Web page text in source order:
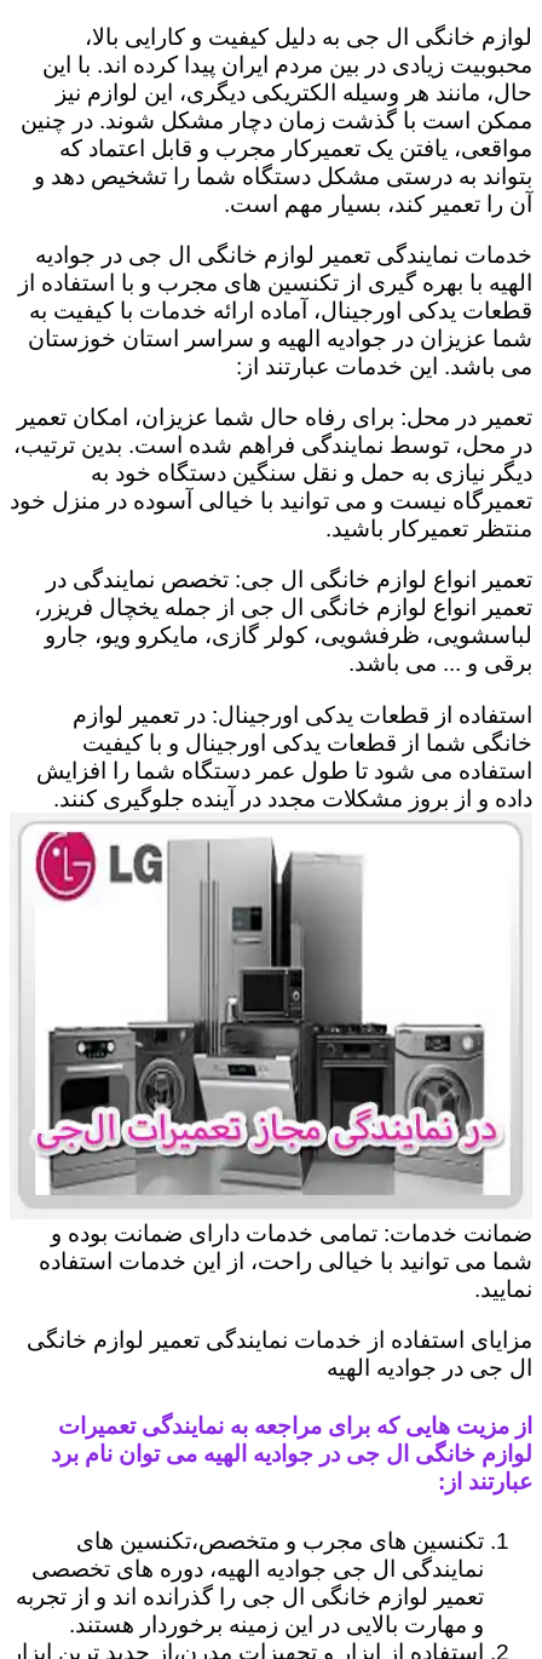
لوازم خانگی ال جی به دلیل کیفیت و کارایی بالا،
محبوبیت زیادی در بین مردم ایران پیدا کرده اند. با این
حال، مانند هر وسیله الکتریکی دیگری، این لوازم نیز
ممکن است با گذشت زمان دچار مشکل شوند. در چنین
مواقعی، یافتن یک تعمیرکار مجرب و قابل اعتماد که
بتواند به درستی مشکل دستگاه شما را تشخیص دهد و
آن را تعمیر کند، بسیار مهم است.
خدمات نمایندگی تعمیر لوازم خانگی ال جی در جوادیه
الهیه با بهره گیری از تکنسین های مجرب و با استفاده از
قطعات یدکی اورجینال، آماده ارائه خدمات با کیفیت به
شما عزیزان در جوادیه الهیه و سراسر استان خوزستان
می باشد. این خدمات عبارتند از:
تعمیر در محل: برای رفاه حال شما عزیزان، امکان تعمیر
در محل، توسط نمایندگی فراهم شده است. بدین ترتیب،
دیگر نیازی به حمل و نقل سنگین دستگاه خود به
تعمیرگاه نیست و می توانید با خیالی آسوده در منزل خود
منتظر تعمیرکار باشید.
تعمیر انواع لوازم خانگی ال جی: تخصص نمایندگی در
تعمیر انواع لوازم خانگی ال جی از جمله یخچال فریزر،
لباسشویی، ظرفشویی، کولر گازی، مایکرو ویو، جارو
برقی و ... می باشد.
استفاده از قطعات یدکی اورجینال: در تعمیر لوازم
خانگی شما از قطعات یدکی اورجینال و با کیفیت
استفاده می شود تا طول عمر دستگاه شما را افزایش
داده و از بروز مشکلات مجدد در آینده جلوگیری کنند.
ضمانت خدمات: تمامی خدمات دارای ضمانت بوده و
شما می توانید با خیالی راحت، از این خدمات استفاده
نمایید.
مزایای استفاده از خدمات نمایندگی تعمیر لوازم خانگی
ال جی در جوادیه الهیه
از مزیت هایی که برای مراجعه به نمایندگی تعمیرات
لوازم خانگی ال جی در جوادیه الهیه می توان نام برد
عبارتند از:
تکنسین های مجرب و متخصص،تکنسین های
نمایندگی ال جی جوادیه الهیه، دوره های تخصصی
تعمیر لوازم خانگی ال جی را گذرانده اند و از تجربه
و مهارت بالایی در این زمینه برخوردار هستند.
استفاده از ابزار و تجهیزات مدرن،از جدید ترین ابزار